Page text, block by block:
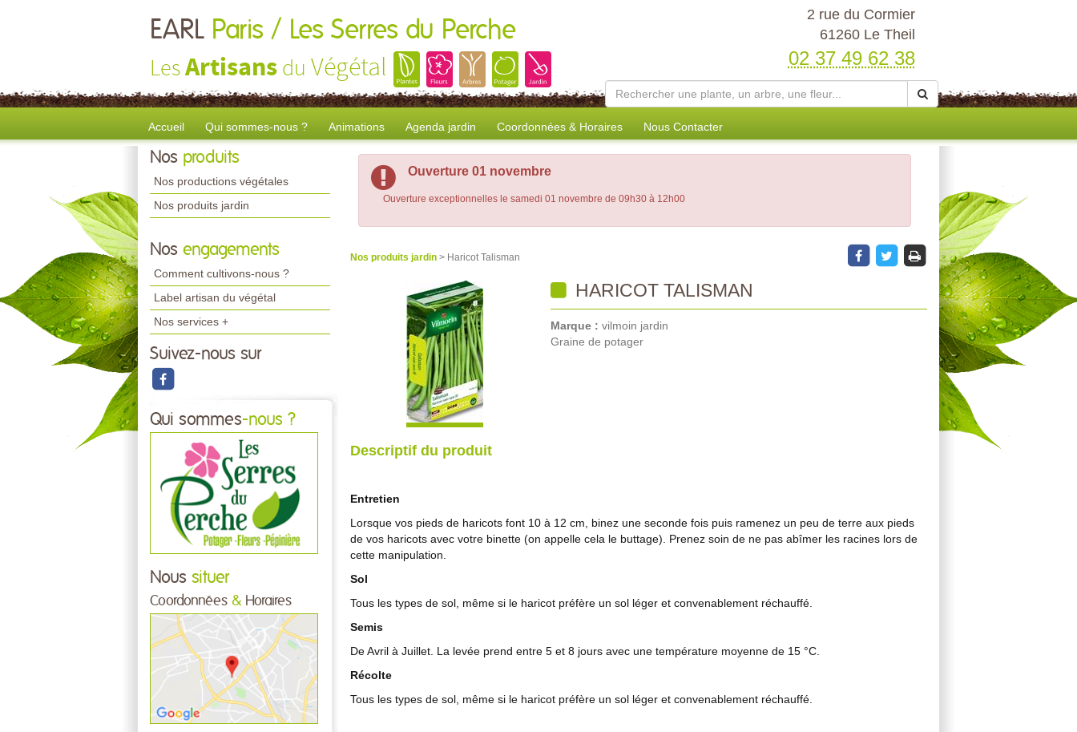
EARL Paris / Les Serres du Perche
LesArtisans du Végétal
2 rue du Cormier
61260 Le Theil
02 37 49 62 38
Accueil Qui sommes-nous ? Animations Agenda jardin Coordonnées & Horaires Nous Contacter
Nos produits
Nos productions végétales
Nos produits jardin
Nos engagements
Comment cultivons-nous ?
Label artisan du végétal
Nos services +
Suivez-nous sur
Qui sommes-nous ?
Nous situer
Coordonnées & Horaires
Ouverture 01 novembre
Ouverture exceptionnelles le samedi 01 novembre de 09h30 à 12h00
Nos produits jardin > Haricot Talisman
HARICOT TALISMAN
Marque : vilmoin jardin
Graine de potager
Descriptif du produit
Entretien
Lorsque vos pieds de haricots font 10 à 12 cm, binez une seconde fois puis ramenez un peu de terre aux pieds
de vos haricots avec votre binette (on appelle cela le buttage). Prenez soin de ne pas abîmer les racines lors de
cette manipulation.
Sol
Tous les types de sol, même si le haricot préfère un sol léger et convenablement réchauffé.
Semis
De Avril à Juillet. La levée prend entre 5 et 8 jours avec une température moyenne de 15 °C.
Récolte
Tous les types de sol, même si le haricot préfère un sol léger et convenablement réchauffé.